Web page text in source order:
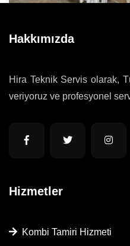
Hakkımızda
Hira Teknik Servis olarak,
veriyoruz ve profesyonel
Hizmetler
Kombi Tamiri Hizmeti